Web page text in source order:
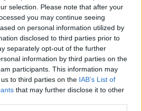
selection. Please note that after your
you may continue seeing
on personal information utilized by
disclosed to third parties prior to
separately opt-out of the further
information by third parties on the
participants. This information may
to third parties on the IAB’s List of
that may further disclose it to other
W
h
at
s
A
p
p
S
h
a
re
Articolo precedente
articolo